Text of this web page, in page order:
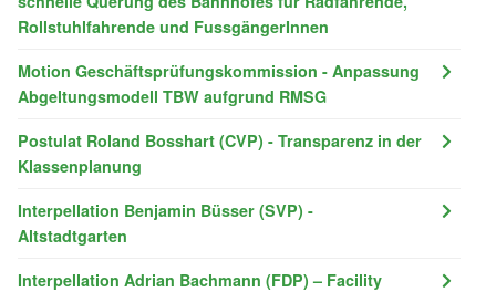
Rollstuhlfahrende und FussgängerInnen
Motion Geschäftsprüfungskommission - Anpassung
Abgeltungsmodell TBW aufgrund RMSG
Postulat Roland Bosshart (CVP) - Transparenz in der
Klassenplanung
Interpellation Benjamin Büsser (SVP) -
Altstadtgarten
Interpellation Adrian Bachmann (FDP) – Facility